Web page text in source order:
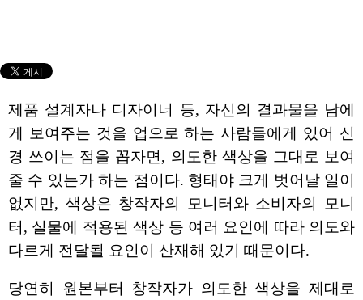
제품 설계자나 디자이너 등, 자신의 결과물을 남에
게 보여주는 것을 업으로 하는 사람들에게 있어 신
경 쓰이는 점을 꼽자면, 의도한 색상을 그대로 보여
줄 수 있는가 하는 점이다. 형태야 크게 벗어날 일이
없지만, 색상은 창작자의 모니터와 소비자의 모니
터, 실물에 적용된 색상 등 여러 요인에 따라 의도와
다르게 전달될 요인이 산재해 있기 때문이다.
당연히 원본부터 창작자가 의도한 색상을 제대로